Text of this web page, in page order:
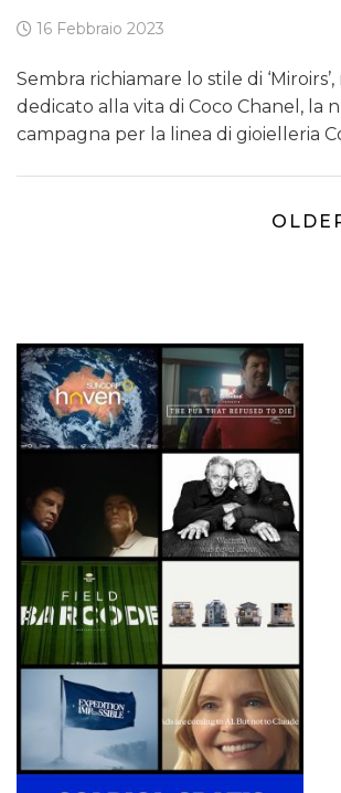
16 Febbraio 2023
Sembra richiamare lo stile di
dedicato alla vita di Coco Chanel, la
campagna per la linea di gioielleria